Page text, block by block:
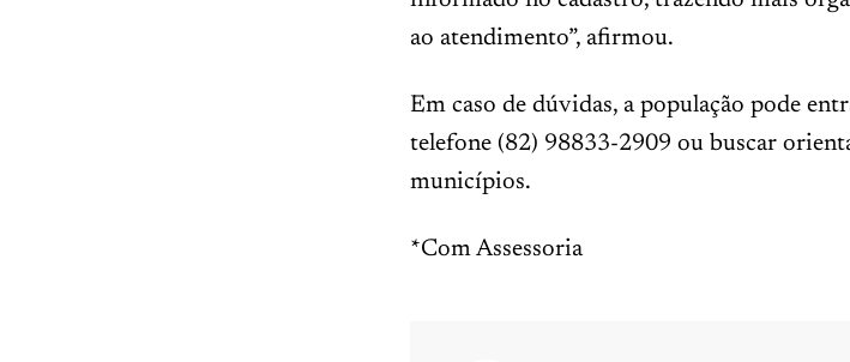
ao atendimento”, afirmou.
Em caso de dúvidas, a população pode
telefone (82) 98833-2909 ou buscar
municípios.
*Com Assessoria